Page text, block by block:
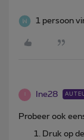
1 persoon
Ine28
Probeer ook
Druk op